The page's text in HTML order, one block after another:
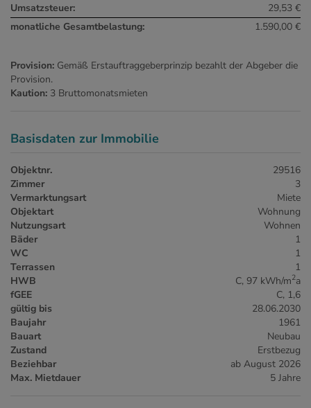
Umsatzsteuer:
29,53 €
monatliche Gesamtbelastung:
1.590,00 €
Provision: Gemäß Erstauftraggeberprinzip bezahlt der Abgeber die
Provision.
Kaution: 3 Bruttomonatsmieten
Basisdaten zur Immobilie
Objektnr.
29516
Zimmer
3
Vermarktungsart
Miete
Objektart
Wohnung
Nutzungsart
Wohnen
Bäder
1
WC
1
Terrassen
1
HWB
C, 97 kWh/m2a
fGEE
C, 1,6
gültig bis
28.06.2030
Baujahr
1961
Bauart
Neubau
Zustand
Erstbezug
Beziehbar
ab August 2026
Max. Mietdauer
5 Jahre